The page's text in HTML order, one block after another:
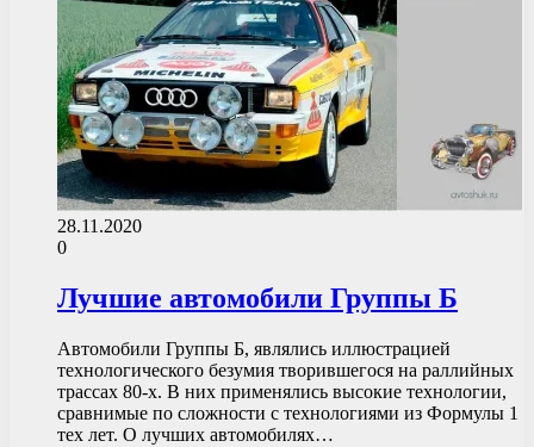
28.11.2020
0
Лучшие автомобили Группы Б
Автомобили Группы Б, являлись иллюстрацией
технологического безумия творившегося на раллийных
трассах 80-х. В них применялись высокие технологии,
сравнимые по сложности с технологиями из Формулы 1
тех лет. О лучших автомобилях…